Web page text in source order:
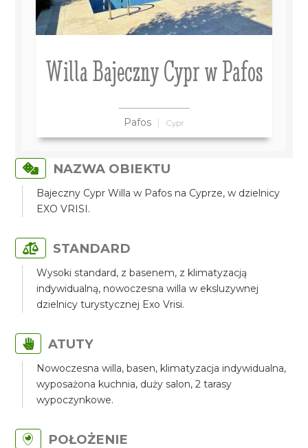
Willa Bajeczny Cypr w Pafos
Pafos Cypr
NAZWA OBIEKTU
Bajeczny Cypr Willa w Pafos na Cyprze, w dzielnicy
EXO VRISI.
STANDARD
Wysoki standard, z basenem, z klimatyzacją
indywidualną, nowoczesna willa w eksluzywnej
dzielnicy turystycznej Exo Vrisi.
ATUTY
Nowoczesna willa, basen, klimatyzacja indywidualna,
wyposażona kuchnia, duży salon, 2 tarasy
wypoczynkowe.
POŁOŻENIE